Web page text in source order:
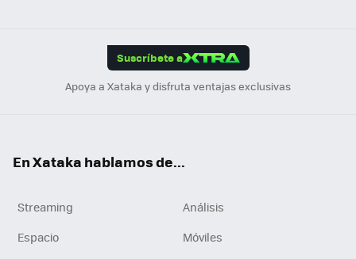
Suscríbete a
Apoya a Xataka y disfruta ventajas exclusivas
En Xataka hablamos de...
Streaming
Análisis
Espacio
Móviles